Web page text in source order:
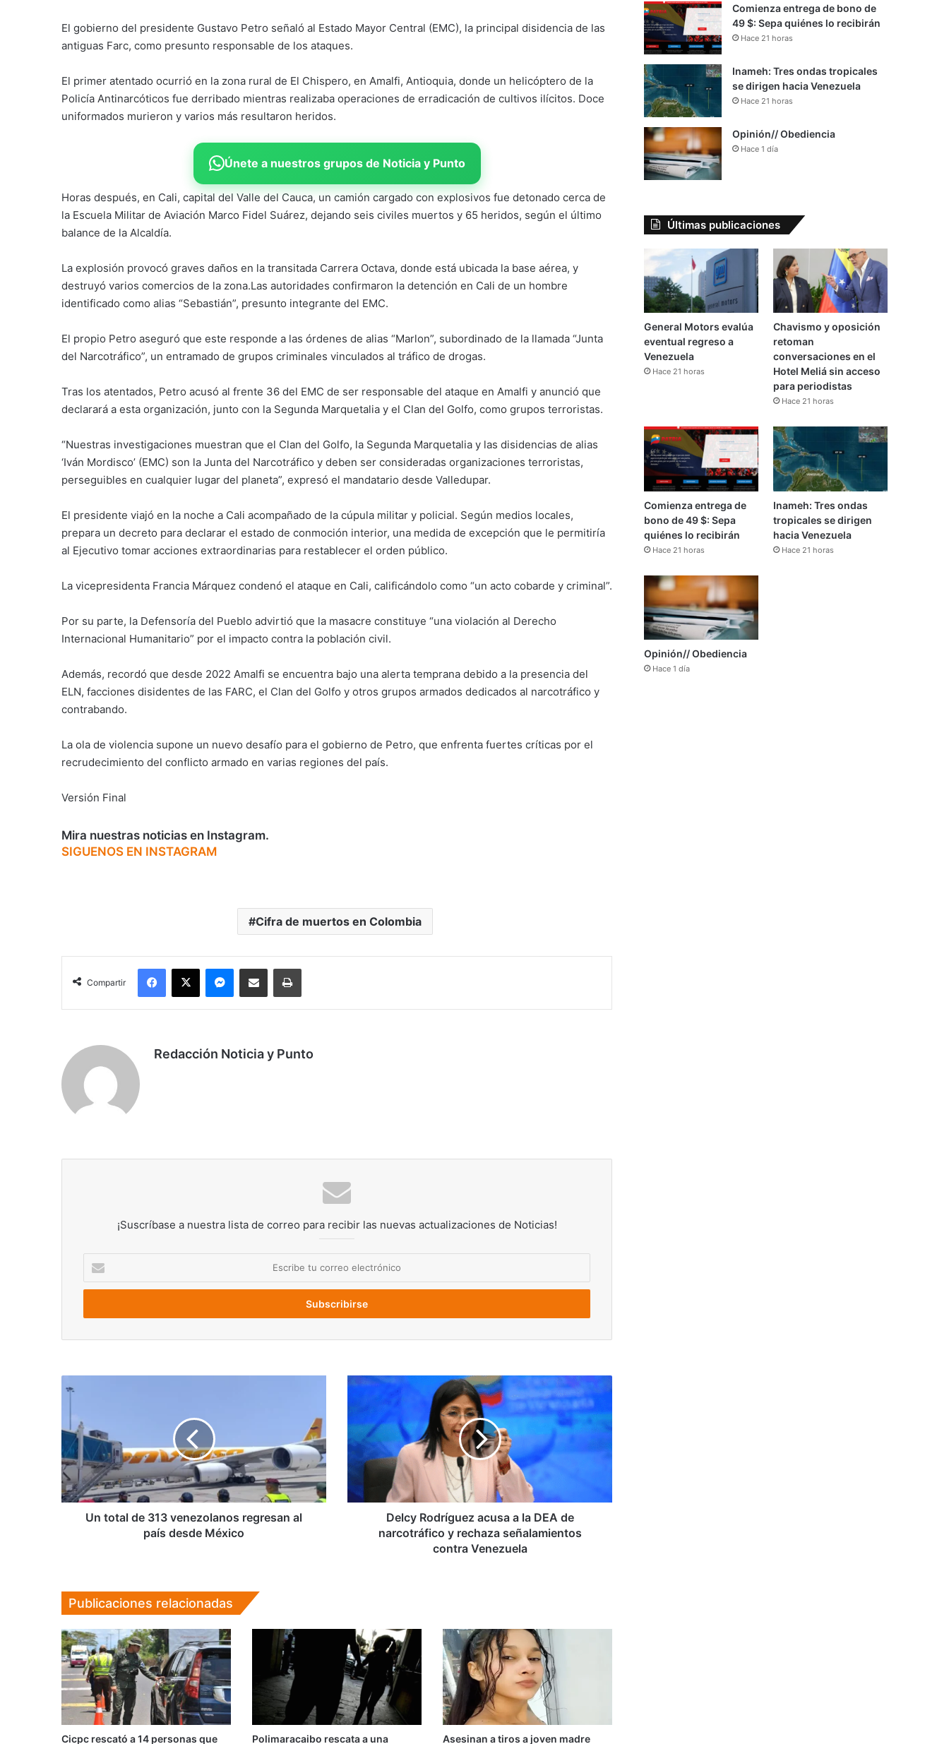
El gobierno del presidente Gustavo Petro señaló al Estado Mayor Central (EMC), la principal disidencia de las
antiguas Farc, como presunto responsable de los ataques.
El primer atentado ocurrió en la zona rural de El Chispero, en Amalfi, Antioquia, donde un helicóptero de la
Policía Antinarcóticos fue derribado mientras realizaba operaciones de erradicación de cultivos ilícitos. Doce
uniformados murieron y varios más resultaron heridos.
Únete a nuestros grupos de Noticia y Punto
Horas después, en Cali, capital del Valle del Cauca, un camión cargado con explosivos fue detonado cerca de
la Escuela Militar de Aviación Marco Fidel Suárez, dejando seis civiles muertos y 65 heridos, según el último
balance de la Alcaldía.
La explosión provocó graves daños en la transitada Carrera Octava, donde está ubicada la base aérea, y
destruyó varios comercios de la zona.Las autoridades confirmaron la detención en Cali de un hombre
identificado como alias “Sebastián”, presunto integrante del EMC.
El propio Petro aseguró que este responde a las órdenes de alias “Marlon”, subordinado de la llamada “Junta
del Narcotráfico”, un entramado de grupos criminales vinculados al tráfico de drogas.
Tras los atentados, Petro acusó al frente 36 del EMC de ser responsable del ataque en Amalfi y anunció que
declarará a esta organización, junto con la Segunda Marquetalia y el Clan del Golfo, como grupos terroristas.
“Nuestras investigaciones muestran que el Clan del Golfo, la Segunda Marquetalia y las disidencias de alias
‘Iván Mordisco’ (EMC) son la Junta del Narcotráfico y deben ser consideradas organizaciones terroristas,
perseguibles en cualquier lugar del planeta”, expresó el mandatario desde Valledupar.
El presidente viajó en la noche a Cali acompañado de la cúpula militar y policial. Según medios locales,
prepara un decreto para declarar el estado de conmoción interior, una medida de excepción que le permitiría
al Ejecutivo tomar acciones extraordinarias para restablecer el orden público.
La vicepresidenta Francia Márquez condenó el ataque en Cali, calificándolo como “un acto cobarde y criminal”.
Por su parte, la Defensoría del Pueblo advirtió que la masacre constituye “una violación al Derecho
Internacional Humanitario” por el impacto contra la población civil.
Además, recordó que desde 2022 Amalfi se encuentra bajo una alerta temprana debido a la presencia del
ELN, facciones disidentes de las FARC, el Clan del Golfo y otros grupos armados dedicados al narcotráfico y
contrabando.
La ola de violencia supone un nuevo desafío para el gobierno de Petro, que enfrenta fuertes críticas por el
recrudecimiento del conflicto armado en varias regiones del país.
Versión Final
Mira nuestras noticias en Instagram.
SIGUENOS EN INSTAGRAM
Cifra de muertos en Colombia
Compartir
Facebook
X MessengerCompartir por correo electrónicoImprimir
Redacción Noticia y Punto
¡Suscríbase a nuestra lista de correo para recibir las nuevas actualizaciones de Noticias!
correo
313
venezolanos
regresan
al
país
desde
MéxicoUn total de 313 venezolanos regresan al
país desde México
Delcy
acusa
a
la
DEA
de
narcotráfico
y
señalamientos
Delcy Rodríguez acusa a la DEA de
narcotráfico y rechaza señalamientos
contra Venezuela
Publicaciones relacionadas
Cicpc rescató a 14 personas que Polimaracaibo rescata a una Asesinan a tiros a joven madre
Comienza entrega de bono de
49 $: Sepa quiénes lo recibirán
Hace 21 horas
Inameh: Tres ondas tropicales
se dirigen hacia Venezuela
Hace 21 horas
Opinión// Obediencia
Hace 1 día
Últimas publicaciones
General Motors evalúa
eventual regreso a
Venezuela
Hace 21 horas
Chavismo y oposición
retoman
conversaciones en el
Hotel Meliá sin acceso
para periodistas
Hace 21 horas
Comienza entrega de
bono de 49 $: Sepa
quiénes lo recibirán
Hace 21 horas
Inameh: Tres ondas
tropicales se dirigen
hacia Venezuela
Hace 21 horas
Opinión// Obediencia
Hace 1 día